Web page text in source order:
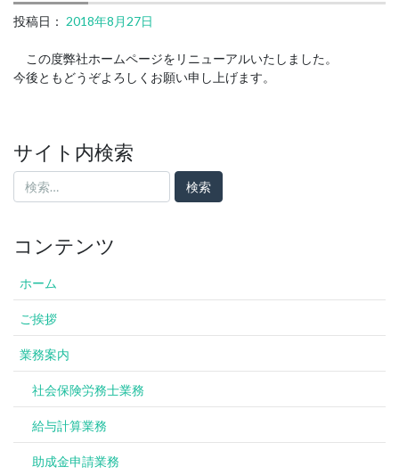
投稿日： 2018年8月27日
この度弊社ホームページをリニューアルいたしました。
今後ともどうぞよろしくお願い申し上げます。
サイト内検索
索:
コンテンツ
ホーム
ご挨拶
業務案内
社会保険労務士業務
給与計算業務
助成金申請業務